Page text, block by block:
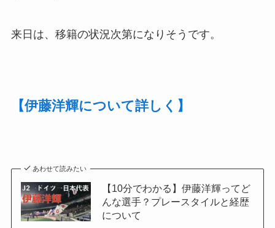
来日は、移籍の状況次第になりそうです。
【伊藤洋輝について詳しく】
あわせて読みたい
【10分でわかる】伊藤洋輝ってど
んな選手？プレースタイルと経歴
について